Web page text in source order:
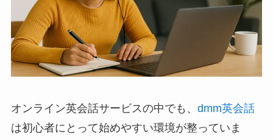
オンライン英会話サービスの中でも、 dmm英会話
は初心者にとって始めやすい環境が整っていま